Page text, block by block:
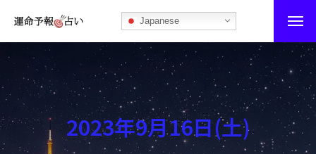
Japanese
運命予報占い
運命予報占いとは
あなたの所属部屋を探そう！
2023年9月16日(土)